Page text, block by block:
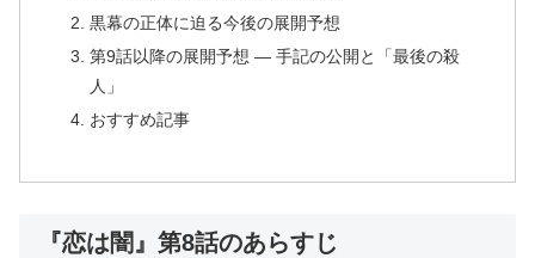
黒幕の正体に迫る今後の展開予想
第9話以降の展開予想 ― 手記の公開と「最後の殺
人」
おすすめ記事
『恋は闇』第8話のあらすじ